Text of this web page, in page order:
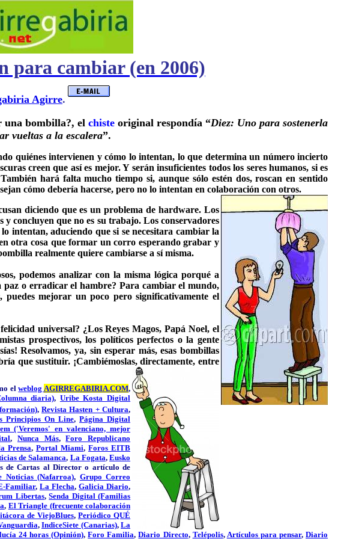
para cambiar (en 2006)
Agirre.
una bombilla?, el chiste original respondía “Diez: Uno para sostenerla
vueltas a la escalera”.
quiénes intervienen y cómo lo intentan, lo que determina un número incierto
creen que así es mejor. Y serán insuficientes todos los seres humanos, si es
hará falta mucho tiempo si, aunque sólo estén dos, roscan en sentido
cómo debería hacerse, pero no lo intentan en colaboración con otros.
diciendo que es un problema de hardware. Los
concluyen que no es su trabajo. Los conservadores
intentan, aduciendo que si se necesitara cambiar la
otra cosa que formar un corro esperando grabar y
realmente quiere cambiarse a sí misma.
podemos analizar con la misma lógica porqué a
paz o erradicar el hambre? Para cambiar el mundo,
puedes mejorar un poco pero significativamente el
universal? ¿Los Reyes Magos, Papá Noel, el
prospectivos, los políticos perfectos o la gente
Resolvamos, ya, sin esperar más, esas bombillas
que sustituir. ¡Cambiémoslas, directamente, entre
elweblogAGIRREGABIRIA.COM,
diaria), Uribe Kosta Digital
, Revista Hasten + Cultura,
Principios On Line, Página Digital
('Veremos' en valenciano, mejor
,Nunca Más,Foro Republicano
Prensa, Portal Miami, Foros EITB
de Salamanca, La Fogata,Eusko
de Cartas al Director o artículo de
Noticias (Nafarroa), Grupo Correo
Familiar, La Flecha, Galicia Diario,
Libertas,Senda Digital (Familias
, El Triangle (frecuente colaboración
de ViejoBlues, Periódico QUÉ
, IndiceSiete (Canarias), La
24 horas (Opinión),Foro Familia,Diario Directo, Telépolis, Artículos para pensar,Diario